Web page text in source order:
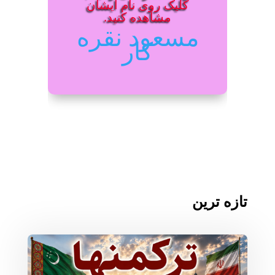
کلیک روی نام ایشان
مشاهده کنید.
مسعود نقره
کار
تازه ترین